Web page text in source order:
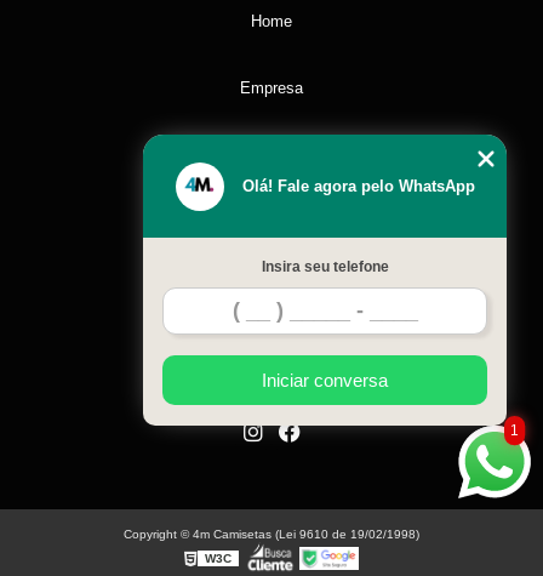
Home
Empresa
Contato
Mapa do site
1
Olá! Fale agora pelo WhatsApp
Insira seu telefone
Iniciar conversa
Copyright © 4m Camisetas (Lei 9610 de 19/02/1998)
W3C